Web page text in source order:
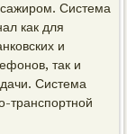
Система
как для
и
так и
Система
транспортной